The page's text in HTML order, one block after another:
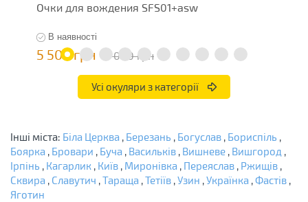
Очки для вождения SFS01+asw
В наявності
5 500 грн 11 000 грн
Усі окуляри з категорії
Інші міста: Біла Церква , Березань , Богуслав , Бориспіль ,
Боярка , Бровари , Буча , Васильків , Вишневе , Вишгород ,
Ірпінь , Кагарлик , Київ , Миронівка , Переяслав , Ржищів ,
Сквира , Славутич ,Тараща ,Тетіїв ,Узин ,Українка ,Фастів ,
Яготин